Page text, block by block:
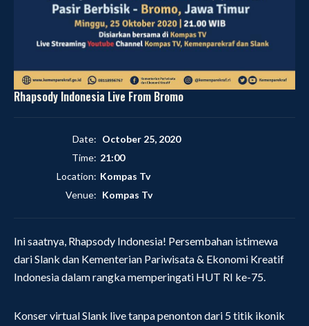
Rhapsody Indonesia Live From Bromo
Date: October 25, 2020
Time: 21:00
Location: Kompas Tv
Venue: Kompas Tv
Ini saatnya, Rhapsody Indonesia! Persembahan istimewa
dari Slank dan Kementerian Pariwisata & Ekonomi Kreatif
Indonesia dalam rangka memperingati HUT RI ke-75.
Konser virtual Slank live tanpa penonton dari 5 titik ikonik